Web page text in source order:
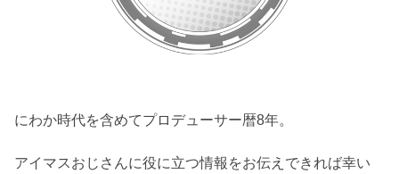
にわか時代を含めてプロデューサー暦8年。
アイマスおじさんに役に立つ情報をお伝えできれば幸い